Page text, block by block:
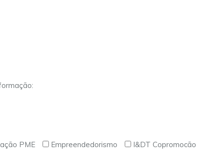
PME Empreendedorismo I&DT Copromocão